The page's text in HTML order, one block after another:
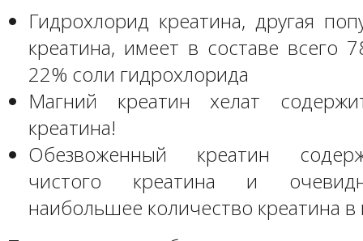
Гидрохлорид креатина, другая
креатина, имеет в составе всего
22% соли гидрохлорида
Магний креатин хелат
креатина!
Обезвоженный креатин
чистого креатина и
наибольшее количество креатина